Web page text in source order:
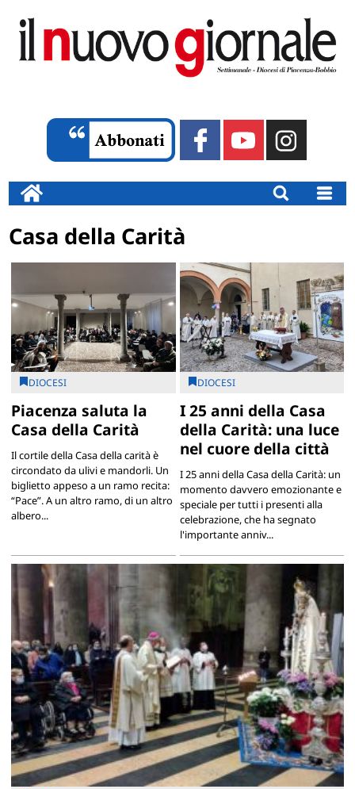
Casa della Carità
DIOCESI
Piacenza saluta la
Casa della Carità
Il cortile della Casa della carità è
circondato da ulivi e mandorli. Un
biglietto appeso a un ramo recita:
“Pace”. A un altro ramo, di un altro
albero...
DIOCESI
I 25 anni della Casa
della Carità: una luce
nel cuore della città
I 25 anni della Casa della Carità: un
momento davvero emozionante e
speciale per tutti i presenti alla
celebrazione, che ha segnato
l'importante anniv...